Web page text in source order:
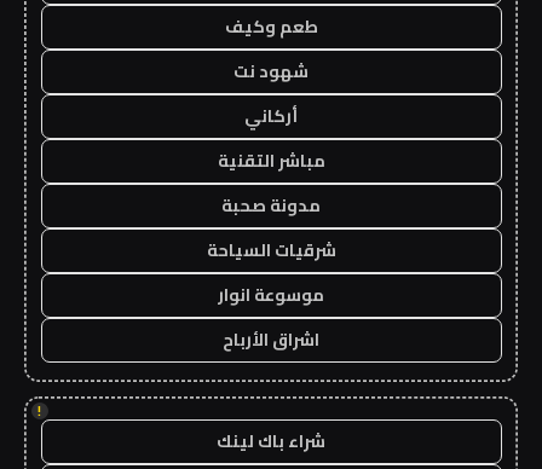
طعم وكيف
شهود نت
أركاني
مباشر التقنية
مدونة صحبة
شرقيات السياحة
موسوعة انوار
اشراق الأرباح
!
شراء باك لينك